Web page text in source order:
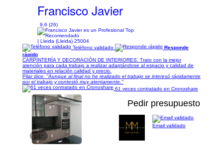
Francisco Javier
9,6 (26)
| Lleida (Lleida) 25004
Teléfono validado
Responde
rápido
CARPINTERÍA Y DECORACIÓN DE INTERIORES. Trato con la mejor
atención para cada trabajo a realizar adaptándose al espacio y calidad de
materiales en relación calidad y precio.
Pilar dice: "Aunque al final no he realizado el trabajo se interesó rápidamente
por el trabajo y contestó muy atentamente."
61 veces contratado en Cronoshare
1/11
Pedir presupuesto
Email validado